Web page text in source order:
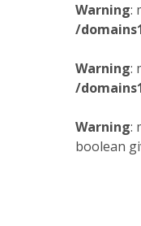
Warning:
/
Warning:
/
Warning:
boolean